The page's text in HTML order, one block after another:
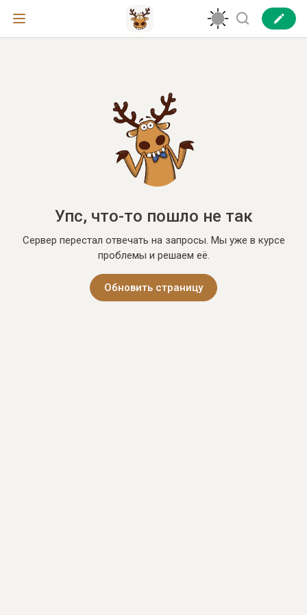
Упс, что-то пошло не так
Сервер перестал отвечать на запросы. Мы уже в курсе
проблемы и решаем её.
Обновить страницу